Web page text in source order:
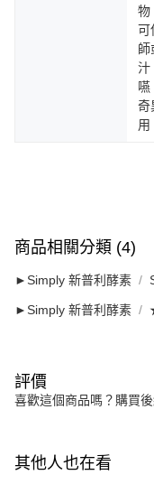
物
可
師
汁
嚥
奇
用
商品相關分類 (4)
►Simply 新普利酵素
►Simply 新普利酵素
評價
喜歡這個商品嗎？購買
其他人也在看